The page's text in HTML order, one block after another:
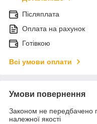
Післяплата
Оплата на рахунок
Готівкою
Всі умови оплати
Умови повернення
Законом не передбачено
належної якості